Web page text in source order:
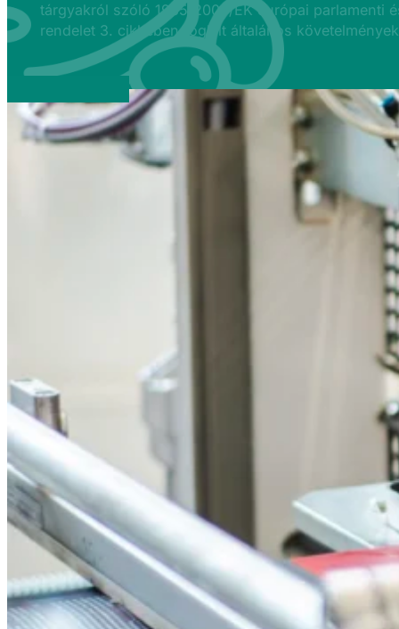
tárgyakról szóló 1935/2004/EK európai parlamenti
rendelet 3. cikkében foglalt általános